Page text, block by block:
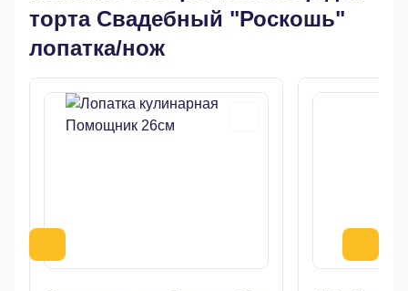
торта Свадебный "Роскошь"
лопатка/нож